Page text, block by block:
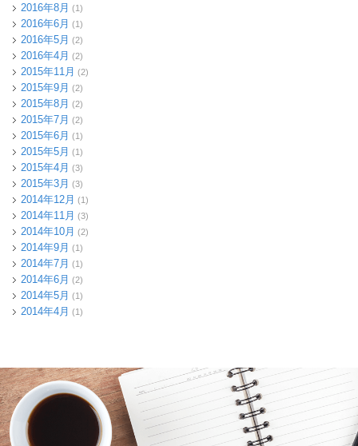
2016年8月 (1)
2016年6月 (1)
2016年5月 (2)
2016年4月 (2)
2015年11月 (2)
2015年9月 (2)
2015年8月 (2)
2015年7月 (2)
2015年6月 (1)
2015年5月 (1)
2015年4月 (3)
2015年3月 (3)
2014年12月 (1)
2014年11月 (3)
2014年10月 (2)
2014年9月 (1)
2014年7月 (1)
2014年6月 (2)
2014年5月 (1)
2014年4月 (1)